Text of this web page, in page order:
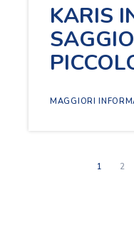
KARIS
MAGGIORI
1 2